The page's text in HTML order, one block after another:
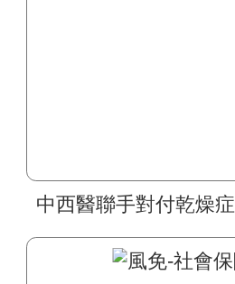
中西醫聯手對付乾燥症